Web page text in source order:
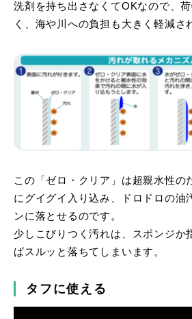
洗剤を持ち出さなくてOKなので、
く、海や川への負担も大きく軽減さ
この「ゼロ・クリア」は超親水性の
にグイグイ入り込み、ドロドロの油
ンに落とせるのです。
少しこびりつく汚れは、スポンジか
ばスルッと落ちてしまいます。
タフに使える